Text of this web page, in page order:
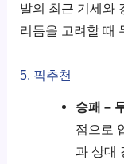
발의 최근 기세와
리듬을 고려할 때
5. 픽추천
승패 –
점으로
과 상대